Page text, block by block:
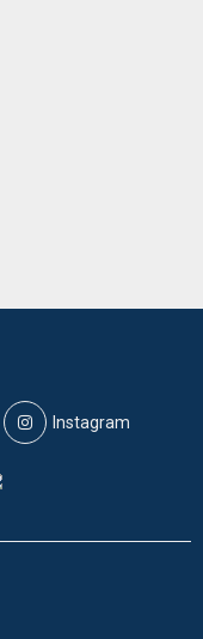
Instagram